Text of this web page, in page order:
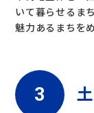
いて暮らせるま
魅力あるまちを